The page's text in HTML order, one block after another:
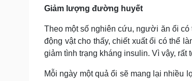
Giảm lượng đường huyết
Theo một số nghiên cứu, người ăn ổi
động vật cho thấy, chiết xuất ổi có thể
giảm tình trạng kháng insulin. Vì vậy,
Mỗi ngày một quả ổi sẽ mang lại nhiều